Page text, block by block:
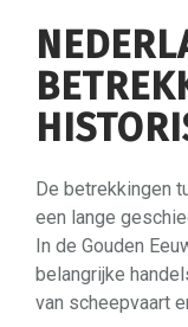
De betrekkingen
een lange
In de Gouden
belangrijke
van scheepvaart